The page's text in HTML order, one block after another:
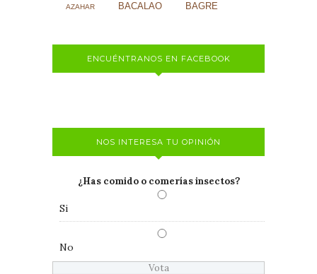
AZAHAR BACALAO BAGRE
ENCUÉNTRANOS EN FACEBOOK
NOS INTERESA TU OPINIÓN
¿Has comido o comerías insectos?
Si
No